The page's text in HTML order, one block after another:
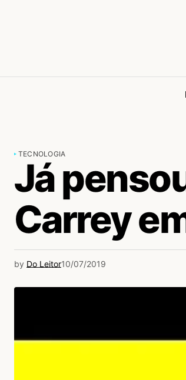
TECNOLOGIA
Já
Carrey
by Do Leitor10/07/2019